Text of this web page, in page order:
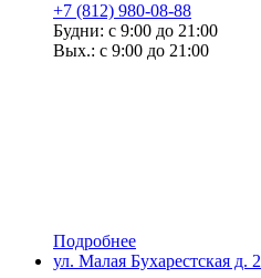
+7 (812) 980-08-88
Будни: с 9:00 до 21:00
Вых.: с 9:00 до 21:00
Подробнее
ул. Малая Бухарестская д. 2